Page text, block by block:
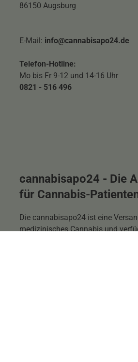
86150 Augsburg
E-Mail: info@cannabisapo24.de
Telefon-Hotline:
Mo bis Fr 9-12 und 14-16 Uhr
0821 - 516 496
cannabisapo24 - Die
für Cannabis-
Die cannabisapo24 ist eine
medizinisches Cannabis und